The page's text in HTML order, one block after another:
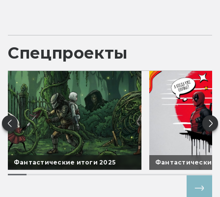
Спецпроекты
Фантастические итоги 2025 Фантастические